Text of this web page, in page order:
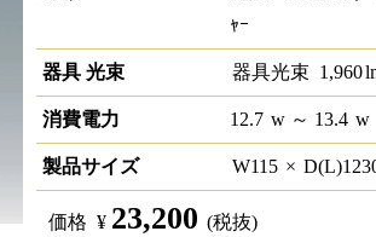
ｬｰ
器具 光束 器具光束 1,960
消費電力 12.7 w ～ 13.4 w
製品サイズ W115 × D(L)
価格 ¥ 23,200 (税抜)